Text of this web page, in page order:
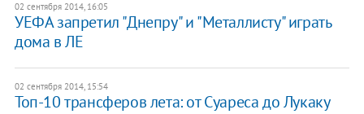
02 сентября 2014, 16:05
УЕФА запретил "Днепру" и "Металлисту" играть
дома в ЛЕ
02 сентября 2014, 15:54
Топ-10 трансферов лета: от Суареса до Лукаку